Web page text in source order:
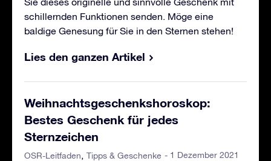
schillernden Funktionen senden. Möge eine
baldige Genesung für Sie in den Sternen stehen!
Lies den ganzen Artikel
Weihnachtsgeschenkshoroskop:
Bestes Geschenk für jedes
Sternzeichen
OSR-Leitfaden Tipps & Geschenke - 1 Dezember 2021